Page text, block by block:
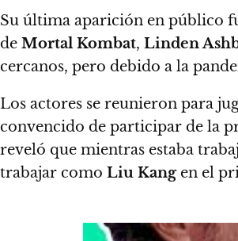
Su última aparición en público
de Mortal Kombat, Linden
cercanos, pero debido a la
Los actores se reunieron para
convencido de participar de la
reveló que mientras estaba
trabajar como Liu Kangen el